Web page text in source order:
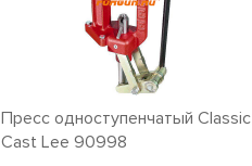
Пресс одноступенчатый Classic
Cast Lee 90998